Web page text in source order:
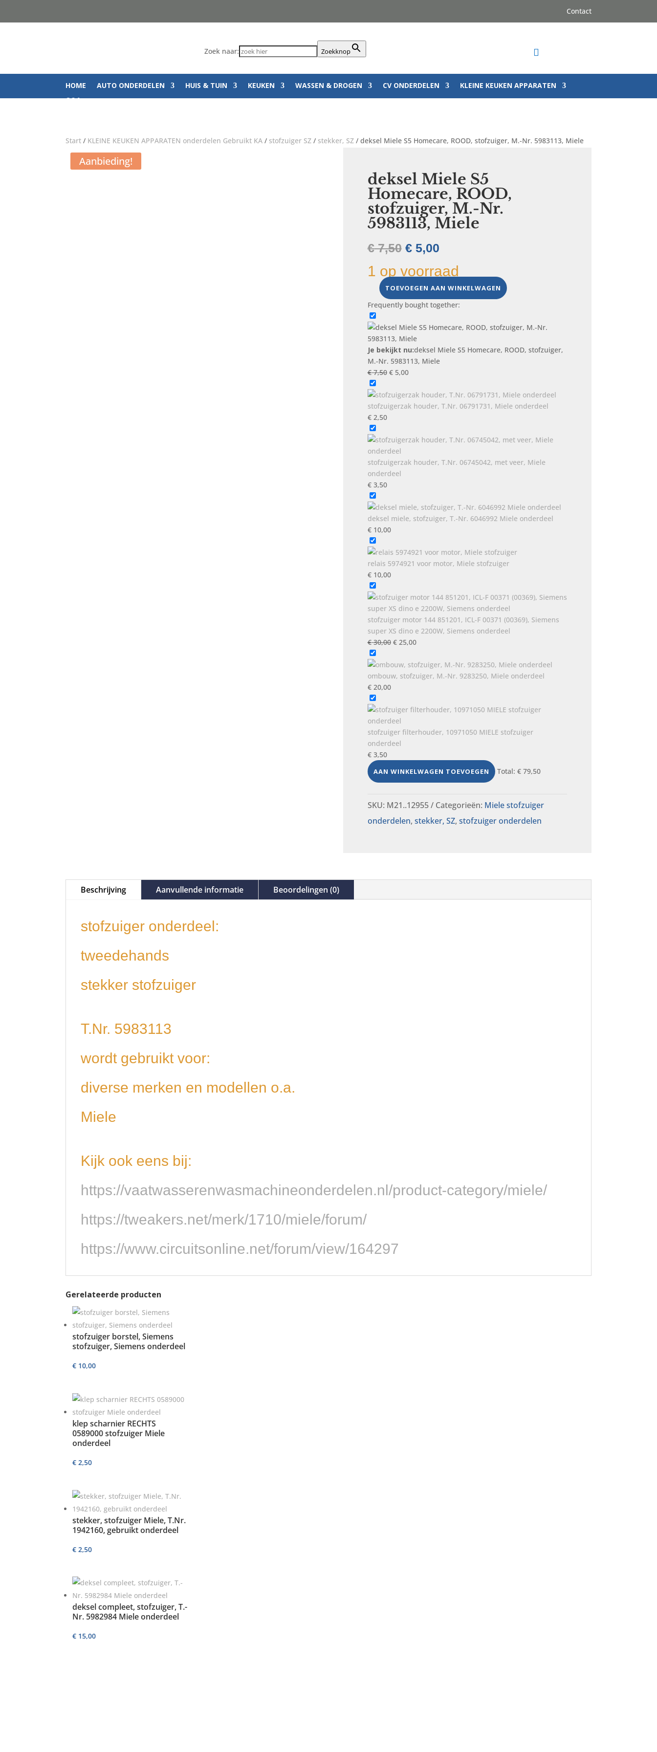
Contact
Zoek naar: Zoekknop 
HOME AUTO ONDERDELEN HUIS & TUIN KEUKEN WASSEN & DROGEN CV ONDERDELEN
KLEINE KEUKEN APPARATEN
Q&A
Start / KLEINE KEUKEN APPARATEN onderdelen Gebruikt KA / stofzuiger SZ / stekker, SZ / deksel Miele S5 Homecare, ROOD, stofzuiger, M.-Nr. 5983113, Miele
Aanbieding!
deksel Miele S5
Homecare, ROOD,
stofzuiger, M.-Nr.
5983113, Miele
€7,50 Oorspronkelijke
prijs
was:
€ 7,50.
€5,00Huidige
is:
€ 5,00.
1 op voorraad
deksel
Miele
S5
Homecare,
ROOD,
stofzuiger,
M.-
Nr.
5983113,
Miele
aantal
TOEVOEGEN AAN WINKELWAGEN
Frequently bought together:
Je bekijkt nu:deksel Miele S5 Homecare, ROOD, stofzuiger,
M.-Nr. 5983113, Miele
€7,50 Oorspronkelijke
was:
€ 7,50.
€5,00Huidige
is:
€ 5,00.
stofzuigerzak houder, T.Nr. 06791731, Miele onderdeel
€2,50
stofzuigerzak houder, T.Nr. 06745042, met veer, Miele
onderdeel
€3,50
deksel miele, stofzuiger, T.-Nr. 6046992 Miele onderdeel
€10,00
relais 5974921 voor motor, Miele stofzuiger
€10,00
stofzuiger motor 144 851201, ICL-F 00371 (00369), Siemens
super XS dino e 2200W, Siemens onderdeel
€30,00 Oorspronkelijke
was:
€ 30,00.
€25,00Huidige
is:
€ 25,00.
ombouw, stofzuiger, M.-Nr. 9283250, Miele onderdeel
€20,00
stofzuiger filterhouder, 10971050 MIELE stofzuiger
onderdeel
€3,50
AAN WINKELWAGEN TOEVOEGEN Total: €79,50
SKU: M21..12955 Categorieën: Miele stofzuiger
onderdelen, stekker, SZ, stofzuiger onderdelen
Beschrijving Aanvullende informatie Beoordelingen (0)
stofzuiger onderdeel:
tweedehands
stekker stofzuiger
T.Nr. 5983113
wordt gebruikt voor:
diverse merken en modellen o.a.
Miele
Kijk ook eens bij:
https://vaatwasserenwasmachineonderdelen.nl/product-category/miele/
https://tweakers.net/merk/1710/miele/forum/
https://www.circuitsonline.net/forum/view/164297
Gerelateerde producten
stofzuiger borstel, Siemens
stofzuiger, Siemens onderdeel
€ 10,00
klep scharnier RECHTS
0589000 stofzuiger Miele
onderdeel
€ 2,50
stekker, stofzuiger Miele, T.Nr.
1942160, gebruikt onderdeel
€ 2,50
deksel compleet, stofzuiger, T.-
Nr. 5982984 Miele onderdeel
€ 15,00